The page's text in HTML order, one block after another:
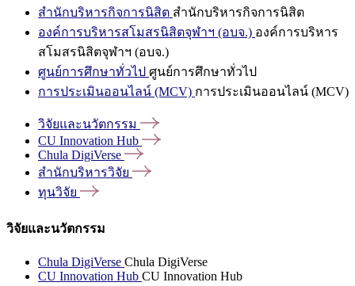
สำนักบริหารกิจการนิสิต สำนักบริหารกิจการนิสิต
องค์การบริหารสโมสรนิสิตจุฬาฯ (อบจ.) องค์การบริหาร
สโมสรนิสิตจุฬาฯ (อบจ.)
ศูนย์การศึกษาทั่วไป ศูนย์การศึกษาทั่วไป
การประเมินออนไลน์ (MCV) การประเมินออนไลน์ (MCV)
วิจัยและนวัตกรรม
CU Innovation Hub
Chula DigiVerse
สำนักบริหารวิจัย
ทุนวิจัย
วิจัยและนวัตกรรม
Chula DigiVerse Chula DigiVerse
CU Innovation Hub CU Innovation Hub